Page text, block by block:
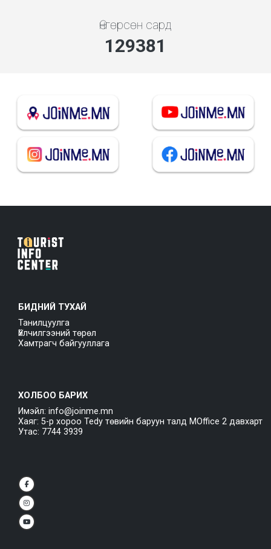
Өнгөрсөн сард
138965
БИДНИЙ ТУХАЙ
Танилцуулга
Үйлчилгээний төрөл
Хамтрагч байгууллага
ХОЛБОО БАРИХ
Имэйл: info@joinme.mn
Хаяг: 5-р хороо Tedy төвийн баруун талд MOffice 2 давхарт
Утас: 7744 3939